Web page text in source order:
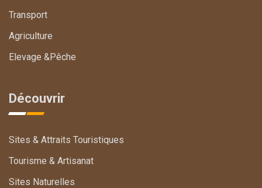
Transport
Agriculture
Elevage &Pêche
Découvrir
Sites & Attraits Touristiques
Tourisme & Artisanat
Sites Naturelles